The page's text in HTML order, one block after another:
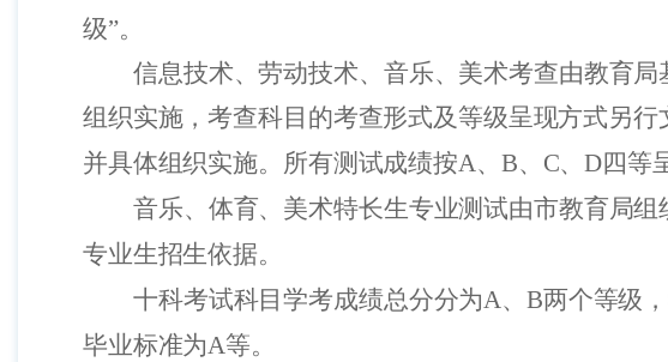
级”。
信息技术、劳动技术、音乐、美术考查由教育
组织实施，考查科目的考查形式及等级呈现方式另
并具体组织实施。所有测试成绩按A、 B、 C、D四等
音乐、体育、美术特长生专业测试由市教育局
专业生招生依据。
十科考试科目学考成绩总分分为A、B两个等级
毕业标准为A等。